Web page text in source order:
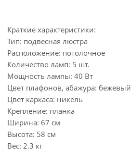
Краткие характеристики:
Тип: подвесная люстра
Расположение: потолочное
Количество ламп: 5 шт.
Мощность лампы: 40 Вт
Цвет плафонов, абажура: бежевый
Цвет каркаса: никель
Крепление: планка
Ширина: 67 см
Высота: 58 см
Вес: 2.3 кг